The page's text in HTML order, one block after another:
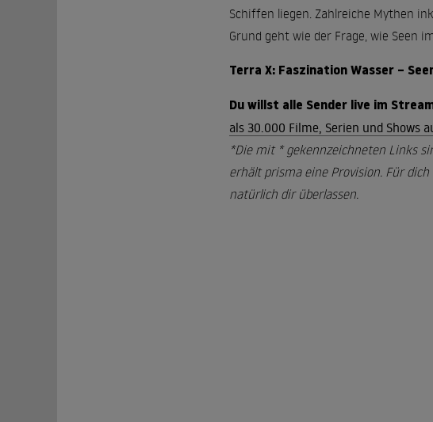
Schiffen liegen. Zahlreiche Mythen
Grund geht wie der Frage, wie Seen
Terra X: Faszination Wasser –
Du willst alle Sender live im
als 30.000 Filme, Serien und Shows
*Die mit * gekennzeichneten Links
erhält prisma eine Provision. Für
natürlich dir überlassen.